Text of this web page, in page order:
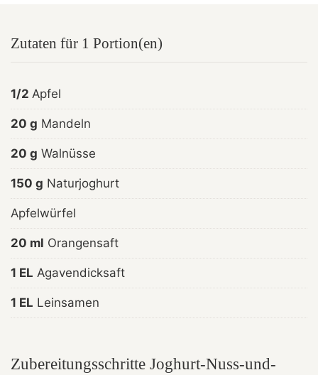
Zutaten für 1 Portion(en)
1/2 Apfel
20 g Mandeln
20 g Walnüsse
150 g Naturjoghurt
Apfelwürfel
20 ml Orangensaft
1 EL Agavendicksaft
1 EL Leinsamen
Zubereitungsschritte Joghurt-Nuss-und-